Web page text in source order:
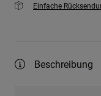
Einfache
Beschreibung